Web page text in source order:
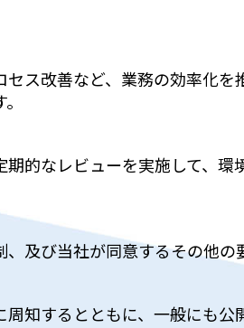
ス改善など、業務の効率化
的なレビューを実施して、
及び当社が同意するその他の
知するとともに、一般にも公